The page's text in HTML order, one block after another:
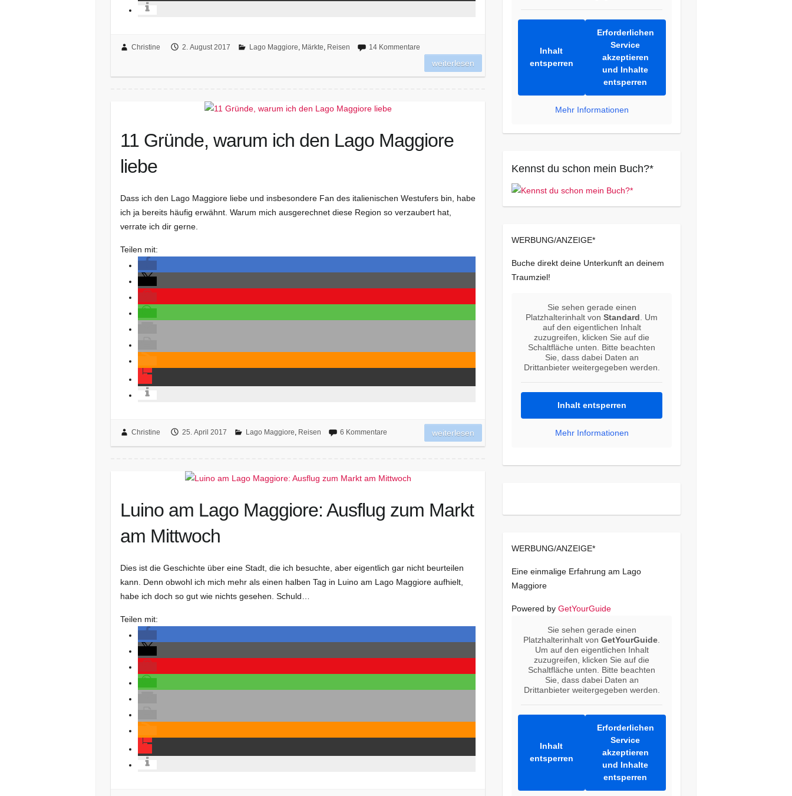
Christine 2. August 2017 Lago Maggiore, Märkte, Reisen 14 Kommentare
weiterlesen
11 Gründe, warum ich den Lago Maggiore
liebe
Dass ich den Lago Maggiore liebe und insbesondere Fan des italienischen Westufers bin, habe
ich ja bereits häufig erwähnt. Warum mich ausgerechnet diese Region so verzaubert hat,
verrate ich dir gerne.
Teilen mit:
Christine 25. April 2017 Lago Maggiore, Reisen 6 Kommentare weiterlesen
Luino am Lago Maggiore: Ausflug zum Markt
am Mittwoch
Dies ist die Geschichte über eine Stadt, die ich besuchte, aber eigentlich gar nicht beurteilen
kann. Denn obwohl ich mich mehr als einen halben Tag in Luino am Lago Maggiore aufhielt,
habe ich doch so gut wie nichts gesehen. Schuld…
Teilen mit:
Inhalt
entsperren
Erforderlichen
Service
akzeptieren
und Inhalte
entsperren
Mehr Informationen
Kennst du schon mein Buch?*
WERBUNG/ANZEIGE*
Buche direkt deine Unterkunft an deinem
Traumziel!
Sie sehen gerade einen
Platzhalterinhalt vonStandard . Um
auf den eigentlichen Inhalt
zuzugreifen, klicken Sie auf die
Schaltfläche unten. Bitte beachten
Sie, dass dabei Daten an
Drittanbieter weitergegeben werden.
Inhalt entsperren
Mehr Informationen
WERBUNG/ANZEIGE*
Eine einmalige Erfahrung am Lago
Maggiore
Powered by GetYourGuide
Sie sehen gerade einen
Platzhalterinhalt vonGetYourGuide
Um auf den eigentlichen Inhalt
zuzugreifen, klicken Sie auf die
Schaltfläche unten. Bitte beachten
Sie, dass dabei Daten an
Drittanbieter weitergegeben werden.
Inhalt
entsperren
Erforderlichen
Service
akzeptieren
und Inhalte
entsperren